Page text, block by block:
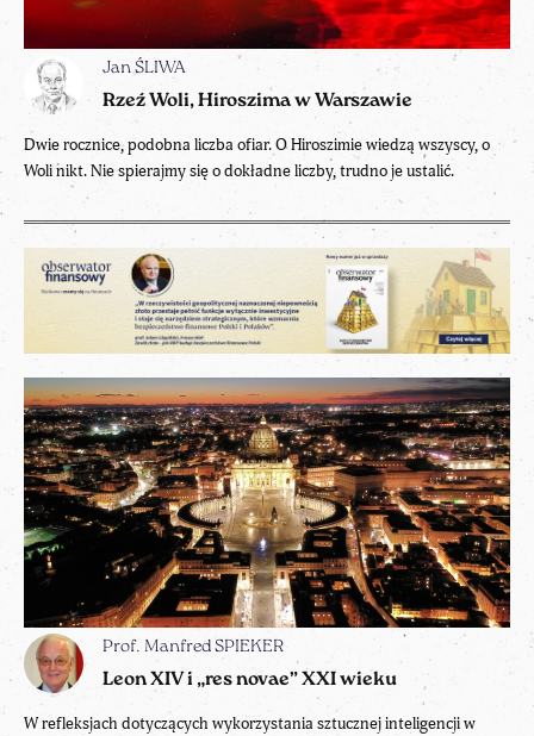
Jan ŚLIWA
Rzeź Woli, Hiroszima w Warszawie
Dwie rocznice, podobna liczba ofiar. O Hiroszimie wiedzą wszyscy, o
Woli nikt. Nie spierajmy się o dokładne liczby, trudno je ustalić.
Prof. Manfred SPIEKER
Leon XIV i „res novae” XXI wieku
W refleksjach dotyczących wykorzystania sztucznej inteligencji w